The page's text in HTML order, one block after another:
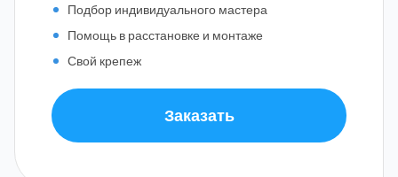
Подбор индивидуального мастера
Помощь в расстановке и монтаже
Свой крепеж
Заказать